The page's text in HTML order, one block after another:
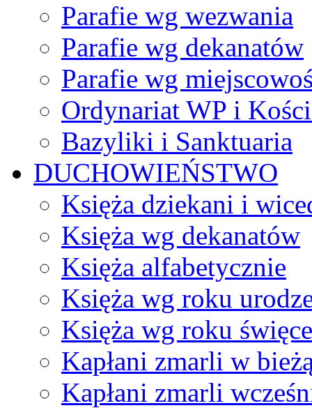
Parafie wg wezwania
Parafie wg dekanatów
Parafie wg
Ordynariat WP i
Bazyliki i Sanktuaria
DUCHOWIEŃSTWO
Księża dziekani i
Księża wg dekanatów
Księża alfabetycznie
Księża wg roku
Księża wg roku
Kapłani zmarli w
Kapłani zmarli